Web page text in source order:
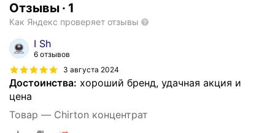
Отзывы · 1
Как Яндекс проверяет отзывы
I Sh
6 отзывов
3 августа 2024
Достоинства: хороший бренд, удачная акция и
цена
Товар — Chirton концентрат